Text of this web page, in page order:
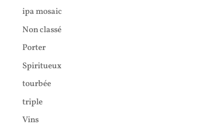
ipa mosaic
Non classé
Porter
Spiritueux
tourbée
triple
Vins